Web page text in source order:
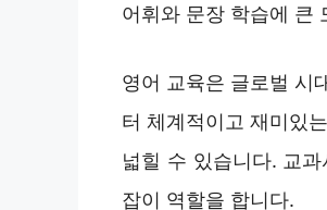
어휘와 문장 학습에 큰
영어 교육은 글로벌 시
터 체계적이고 재미있
넓힐 수 있습니다. 교
잡이 역할을 합니다.